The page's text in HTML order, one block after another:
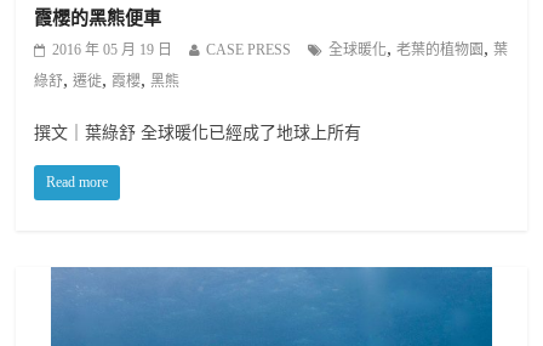
霞櫻的黑熊便車
2016 年 05 月 19 日 CASE PRESS 全球暖化,老葉的植物園 ,葉
綠舒,遷徙, 霞櫻,黑熊
撰文｜葉綠舒 全球暖化已經成了地球上所有
Read more